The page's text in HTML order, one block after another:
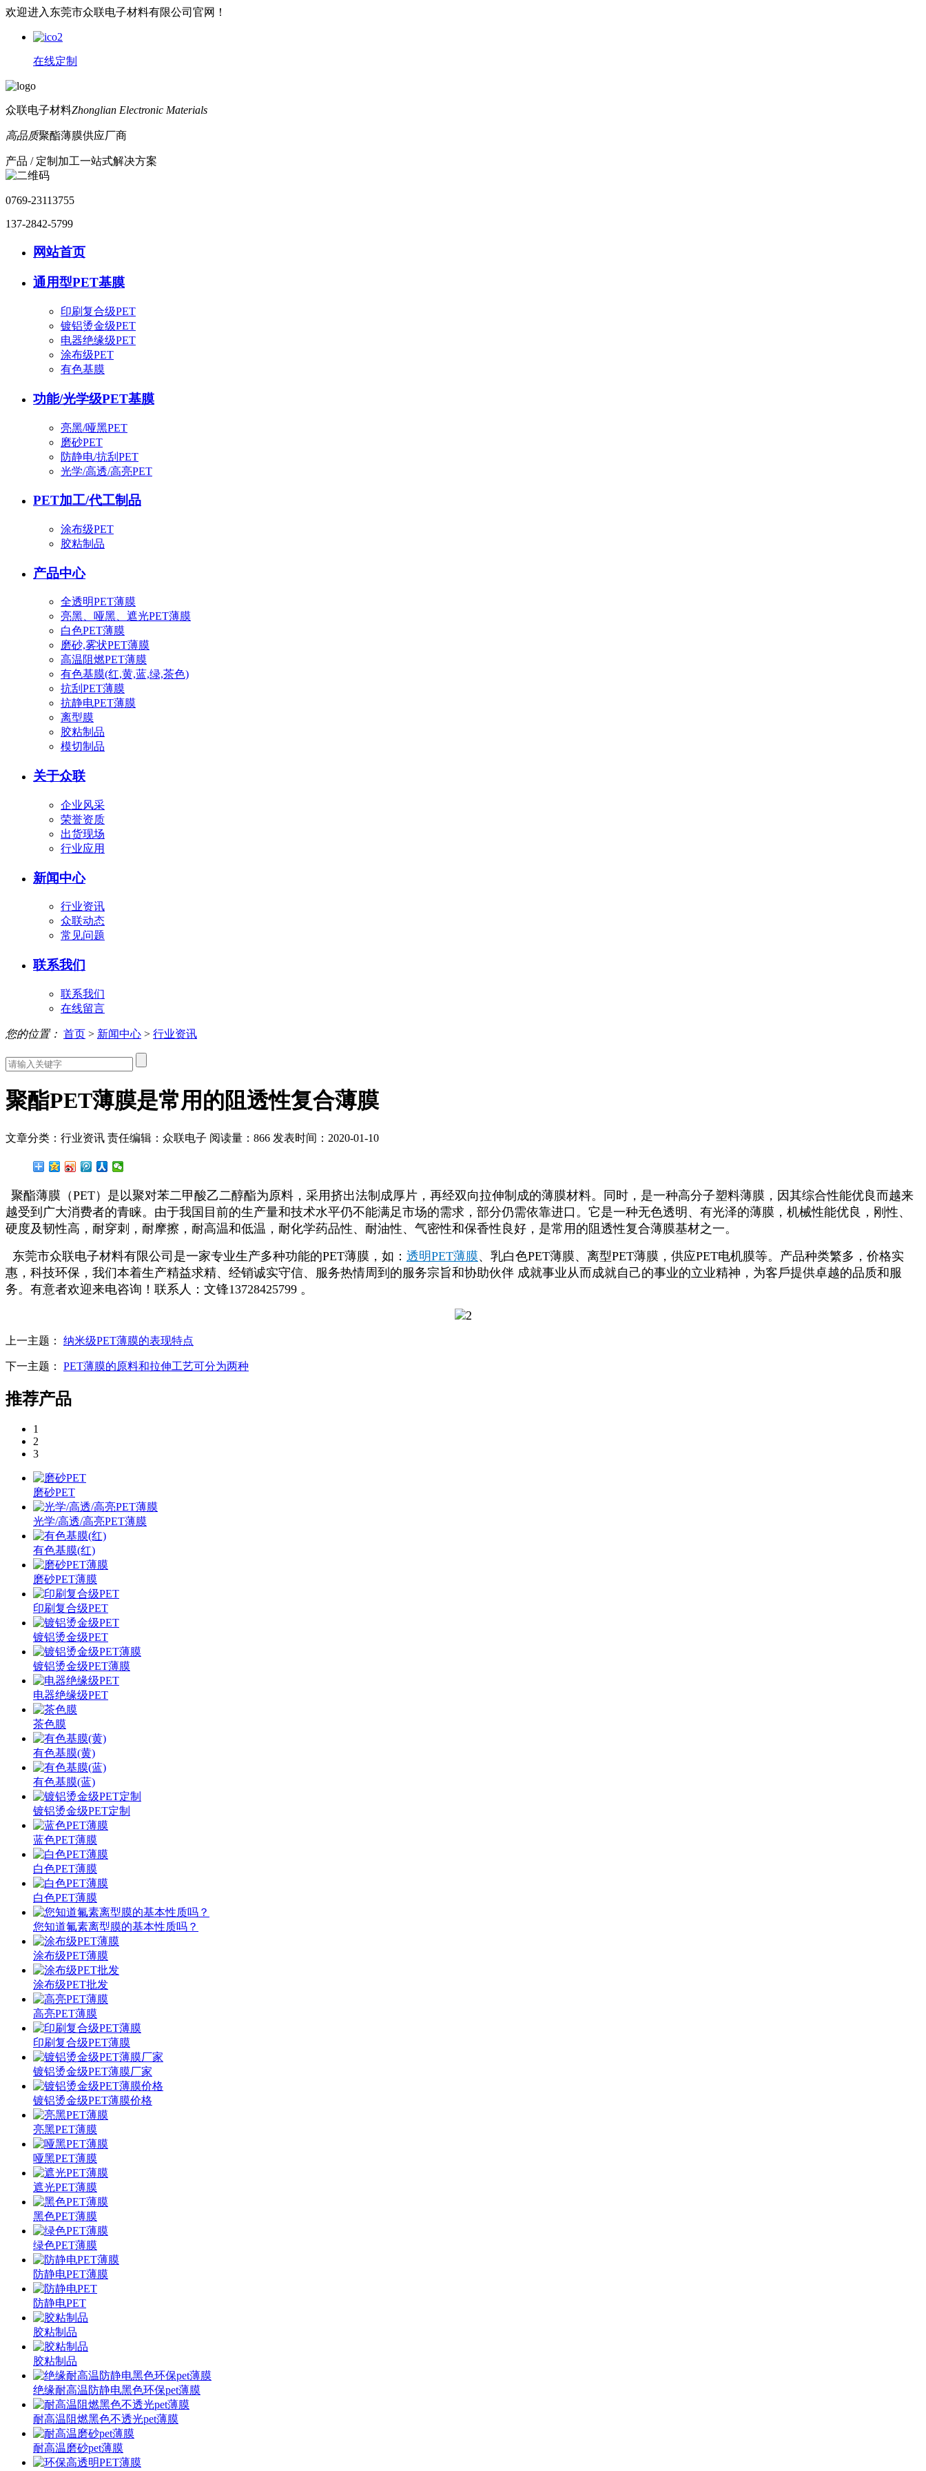
欢迎进入东莞市众联电子材料有限公司官网！
在线定制
众联电子材料Zhonglian Electronic Materials
高品质聚酯薄膜供应厂商
产品 / 定制加工一站式解决方案
0769-23113755
137-2842-5799
网站首页
通用型PET基膜
印刷复合级PET
镀铝烫金级PET
电器绝缘级PET
涂布级PET
有色基膜
功能/光学级PET基膜
亮黑/哑黑PET
磨砂PET
防静电/抗刮PET
光学/高透/高亮PET
PET加工/代工制品
涂布级PET
胶粘制品
产品中心
全透明PET薄膜
亮黑、哑黑、遮光PET薄膜
白色PET薄膜
磨砂,雾状PET薄膜
高温阻燃PET薄膜
有色基膜(红,黄,蓝,绿,茶色)
抗刮PET薄膜
抗静电PET薄膜
离型膜
胶粘制品
模切制品
关于众联
企业风采
荣誉资质
出货现场
行业应用
新闻中心
行业资讯
众联动态
常见问题
联系我们
联系我们
在线留言
您的位置： 首页 > 新闻中心 > 行业资讯
聚酯PET薄膜是常用的阻透性复合薄膜
文章分类：行业资讯 责任编辑：众联电子 阅读量： 866 发表时间：2020-01-10
聚酯薄膜（PET）是以聚对苯二甲酸乙二醇酯为原料，采用挤出法制成厚片，再经双向拉伸制成的薄膜材料。同时，是一种高分子塑料薄膜，因其综合性能优良而越来
越受到广大消费者的青睐。由于我国目前的生产量和技术水平仍不能满足市场的需求，部分仍需依靠进口。它是一种无色透明、有光泽的薄膜，机械性能优良，刚性、
硬度及韧性高，耐穿刺，耐摩擦，耐高温和低温，耐化学药品性、耐油性、气密性和保香性良好，是常用的阻透性复合薄膜基材之一。
东莞市众联电子材料有限公司是一家专业生产多种功能的PET薄膜，如： 透明PET薄膜、乳白色PET薄膜、离型PET薄膜，供应PET电机膜等。产品种类繁多，价格实
惠，科技环保，我们本着生产精益求精、经销诚实守信、服务热情周到的服务宗旨和协助伙伴 成就事业从而成就自己的事业的立业精神，为客戶提供卓越的品质和服
务。有意者欢迎来电咨询！联系人：文锋13728425799 。
上一主题： 纳米级PET薄膜的表现特点
下一主题： PET薄膜的原料和拉伸工艺可分为两种
推荐产品
1
2
3
磨砂PET
光学/高透/高亮PET薄膜
有色基膜(红)
磨砂PET薄膜
印刷复合级PET
镀铝烫金级PET
镀铝烫金级PET薄膜
电器绝缘级PET
茶色膜
有色基膜(黄)
有色基膜(蓝)
镀铝烫金级PET定制
蓝色PET薄膜
白色PET薄膜
白色PET薄膜
您知道氟素离型膜的基本性质吗？
涂布级PET薄膜
涂布级PET批发
高亮PET薄膜
印刷复合级PET薄膜
镀铝烫金级PET薄膜厂家
镀铝烫金级PET薄膜价格
亮黑PET薄膜
哑黑PET薄膜
遮光PET薄膜
黑色PET薄膜
绿色PET薄膜
防静电PET薄膜
防静电PET
胶粘制品
胶粘制品
绝缘耐高温防静电黑色环保pet薄膜
耐高温阻燃黑色不透光pet薄膜
耐高温磨砂pet薄膜